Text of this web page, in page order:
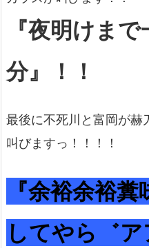
『夜明けま
分』！！
最後に不死川と富岡が赫
叫びますっ！！！！
『余裕余裕糞
してやら゛ア